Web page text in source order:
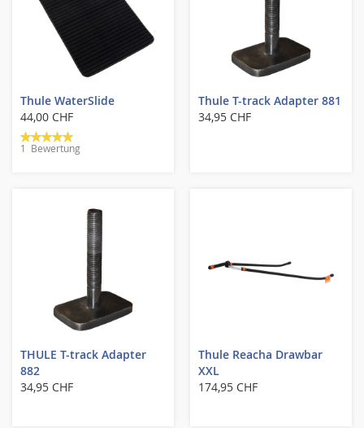
Thule WaterSlide
44,00 CHF
Bewertung:
100%
1 Bewertung
Thule T-track Adapter 881
34,95 CHF
THULE T-track Adapter
882
34,95 CHF
Thule Reacha Drawbar
XXL
174,95 CHF